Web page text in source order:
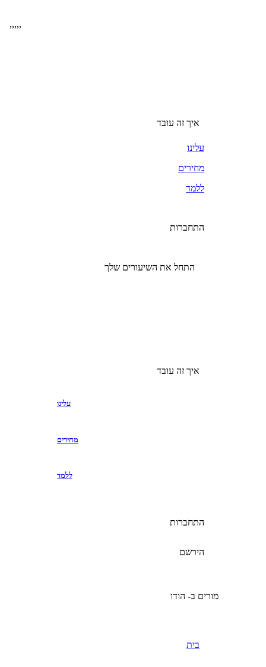
,,,,,
איך זה עובד
עלינו
מחירים
ללמד
התחברות
התחל את השיעורים שלך
איך זה עובד
עלינו
מחירים
ללמד
התחברות
הירשם
מורים ב- הודו
בית